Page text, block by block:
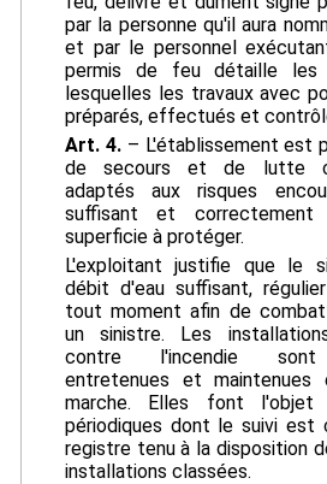
par la personne qu'il aura
et par le personnel
permis de feu détaille les
lesquelles les travaux avec
préparés, effectués et
Art. 4.– L'établissement est
de secours et de lutte
adaptés aux risques
suffisant et
superficie à protéger.
L'exploitant justifie que le
débit d'eau suffisant,
tout moment afin de
un sinistre. Les
contre l'incendie sont
entretenues et
marche. Elles font l'objet
périodiques dont le suivi est
registre tenu à la disposition
installations classées.